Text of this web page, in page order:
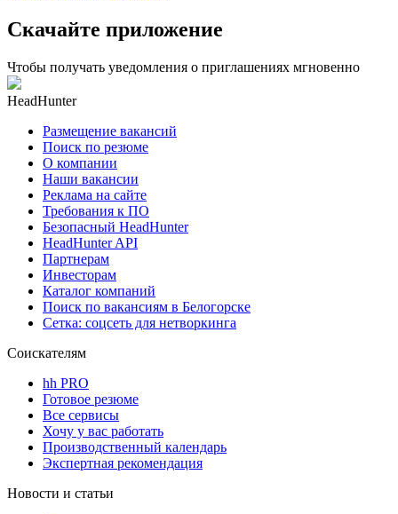
Скачайте приложение
Чтобы получать уведомления о приглашениях мгновенно
HeadHunter
Размещение вакансий
Поиск по резюме
О компании
Наши вакансии
Реклама на сайте
Требования к ПО
Безопасный HeadHunter
HeadHunter API
Партнерам
Инвесторам
Каталог компаний
Поиск по вакансиям в Белогорске
Сетка: соцсеть для нетворкинга
Соискателям
hh PRO
Готовое резюме
Все сервисы
Хочу у вас работать
Производственный календарь
Экспертная рекомендация
Новости и статьи